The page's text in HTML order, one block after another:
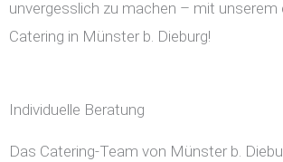
unvergesslich zu machen – mit unserem
Catering in Münster b. Dieburg!
Individuelle Beratung
Das Catering-Team von Münster b.